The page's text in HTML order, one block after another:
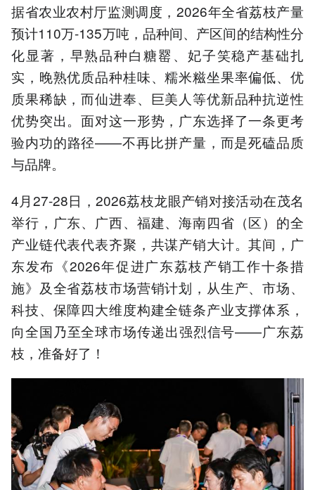
据省农业农村厅监测调度，2026年全省荔枝产量
预计110万-135万吨，品种间、产区间的结构性分
化显著，早熟品种白糖罂、妃子笑稳产基础扎
实，晚熟优质品种桂味、糯米糍坐果率偏低、优
质果稀缺，而仙进奉、巨美人等优新品种抗逆性
优势突出。面对这一形势，广东选择了一条更考
验内功的路径——不再比拼产量，而是死磕品质
与品牌。
4月27-28日，2026荔枝龙眼产销对接活动在茂名
举行，广东、广西、福建、海南四省（区）的全
产业链代表代表齐聚，共谋产销大计。其间，广
东发布《2026年促进广东荔枝产销工作十条措
施》及全省荔枝市场营销计划，从生产、市场、
科技、保障四大维度构建全链条产业支撑体系，
向全国乃至全球市场传递出强烈信号——广东荔
枝，准备好了！